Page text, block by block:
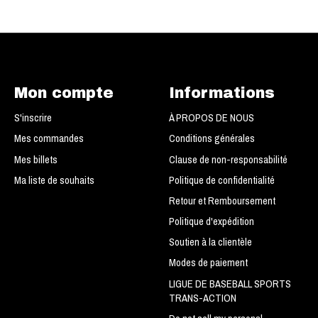
Mon compte
S'inscrire
Mes commandes
Mes billets
Ma liste de souhaits
Informations
À PROPOS DE NOUS
Conditions générales
Clause de non-responsabilité
Politique de confidentialité
Retour et Remboursement
Politique d'expédition
Soutien à la clientèle
Modes de paiement
LIGUE DE BASEBALL SPORTS
TRANS-ACTION